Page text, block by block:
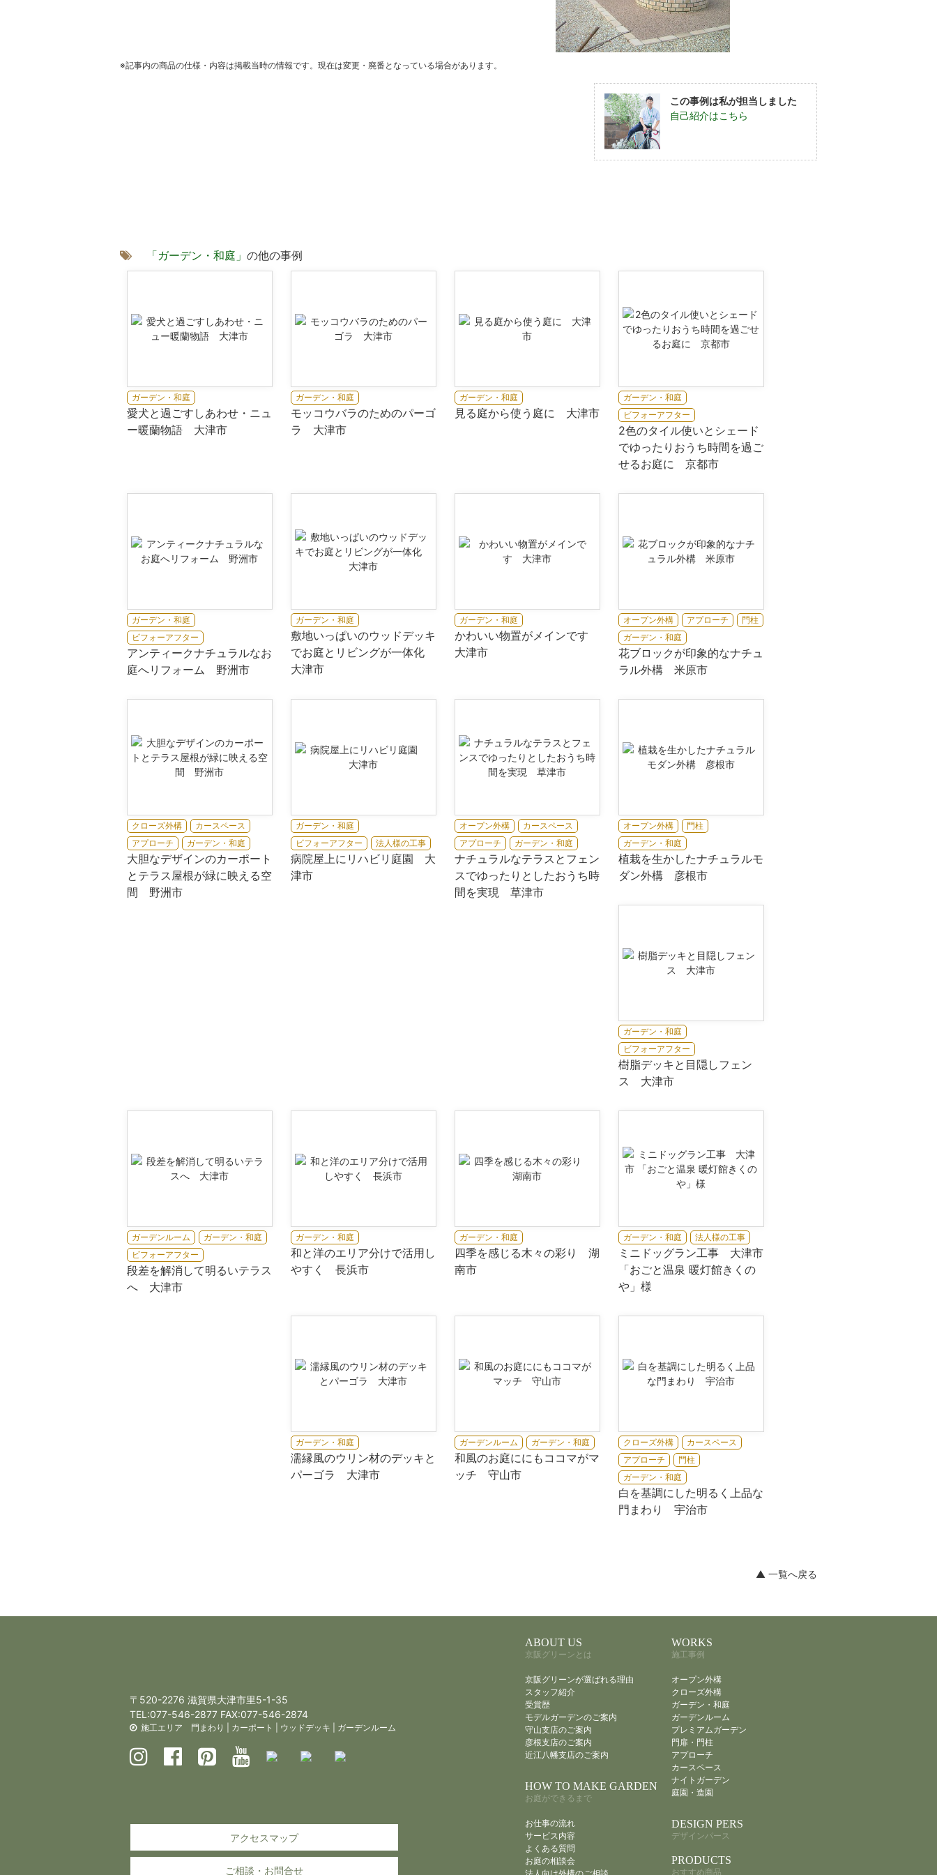
※記事内の商品の仕様・内容は掲載当時の情報です。現在は変更・廃番となっている場合があります。
この事例は私が担当しました
自己紹介はこちら
「ガーデン・和庭」 の他の事例
ガーデン・和庭
愛犬と過ごすしあわせ・ニュ
ー暖蘭物語 大津市
ガーデン・和庭
モッコウバラのためのパーゴ
ラ 大津市
ガーデン・和庭
見る庭から使う庭に 大津市
ガーデン・和庭
ビフォーアフター
2色のタイル使いとシェード
でゆったりおうち時間を過ご
せるお庭に 京都市
ガーデン・和庭
ビフォーアフター
アンティークナチュラルなお
庭へリフォーム 野洲市
ガーデン・和庭
敷地いっぱいのウッドデッキ
でお庭とリビングが一体化
大津市
ガーデン・和庭
かわいい物置がメインです
大津市
オープン外構 アプローチ
門柱
ガーデン・和庭
花ブロックが印象的なナチュ
ラル外構 米原市
クローズ外構
カースペース
アプローチ
ガーデン・和庭
大胆なデザインのカーポート
とテラス屋根が緑に映える空
間 野洲市
ガーデン・和庭
ビフォーアフター
法人様の工事
病院屋上にリハビリ庭園 大
津市
オープン外構
カースペース
アプローチ
ガーデン・和庭
ナチュラルなテラスとフェン
スでゆったりとしたおうち時
間を実現 草津市
オープン外構
門柱
ガーデン・和庭
植栽を生かしたナチュラルモ
ダン外構 彦根市
ガーデン・和庭
ビフォーアフター
樹脂デッキと目隠しフェン
ス 大津市
ガーデンルーム
ガーデン・和庭
ビフォーアフター
段差を解消して明るいテラス
へ 大津市
ガーデン・和庭
和と洋のエリア分けで活用し
やすく 長浜市
ガーデン・和庭
四季を感じる木々の彩り 湖
南市
ガーデン・和庭 法人様の工事
ミニドッグラン工事 大津市
「おごと温泉 暖灯館きくの
や」様
ガーデン・和庭
濡縁風のウリン材のデッキと
パーゴラ 大津市
ガーデンルーム ガーデン・和庭
和風のお庭ににもココマがマ
ッチ 守山市
クローズ外構
カースペース
アプローチ
門柱
ガーデン・和庭
白を基調にした明るく上品な
門まわり 宇治市
▲ 一覧へ戻る
〒520-2276 滋賀県大津市里5-1-35
TEL:077-546-2877 FAX:077-546-2874
施工エリア 門まわり カーポート ウッドデッキ ガーデンルーム
アクセスマップ
ご相談・お問合せ
ABOUT US
京阪グリーンとは
京阪グリーンが選ばれる理由
スタッフ紹介
受賞歴
モデルガーデンのご案内
守山支店のご案内
彦根支店のご案内
近江八幡支店のご案内
HOW TO MAKE GARDEN
お庭ができるまで
お仕事の流れ
サービス内容
よくある質問
お庭の相談会
WORKS
施工事例
オープン外構
クローズ外構
ガーデン・和庭
ガーデンルーム
プレミアムガーデン
門扉・門柱
アプローチ
カースペース
ナイトガーデン
庭園・造園
DESIGN PERS
デザインパース
PRODUCTS
おすすめ商品